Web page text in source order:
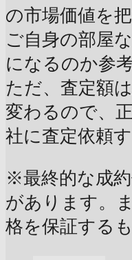
の市場価値を
ご自身の部屋
になるのか参
ただ、査定額
変わるので、
社に査定依頼
※最終的な成
があります。
格を保証する